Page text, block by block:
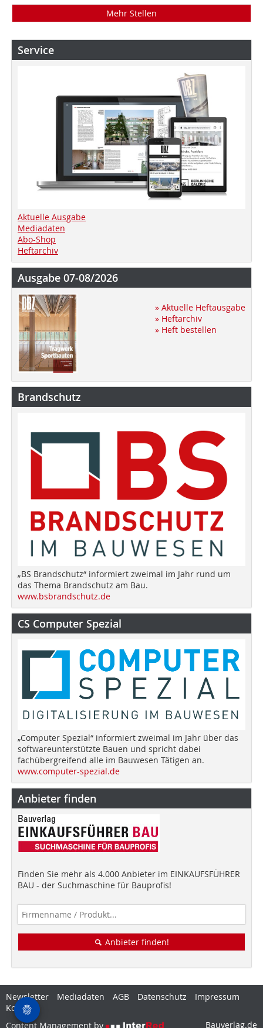
Mehr Stellen
Service
Aktuelle Ausgabe
Mediadaten
Abo-Shop
Heftarchiv
Ausgabe 07-08/2026
» Aktuelle Heftausgabe
» Heftarchiv
» Heft bestellen
Brandschutz
„BS Brandschutz“ informiert zweimal im Jahr rund um
das Thema Brandschutz am Bau.
www.bsbrandschutz.de
CS Computer Spezial
„Computer Spezial“ informiert zweimal im Jahr über das
softwareunterstützte Bauen und spricht dabei
fachübergreifend alle im Bauwesen Tätigen an.
www.computer-spezial.de
Anbieter finden
Finden Sie mehr als 4.000 Anbieter im EINKAUFSFÜHRER
BAU - der Suchmaschine für Bauprofis!
Anbieter finden!
Newsletter Mediadaten AGB Datenschutz
Impressum
Kontakt
Content Management by
Bauverlag.de